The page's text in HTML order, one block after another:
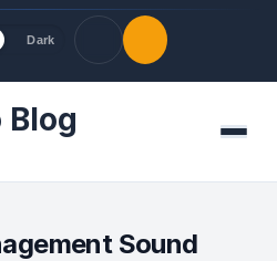
Dark
Blog Menu
Sound